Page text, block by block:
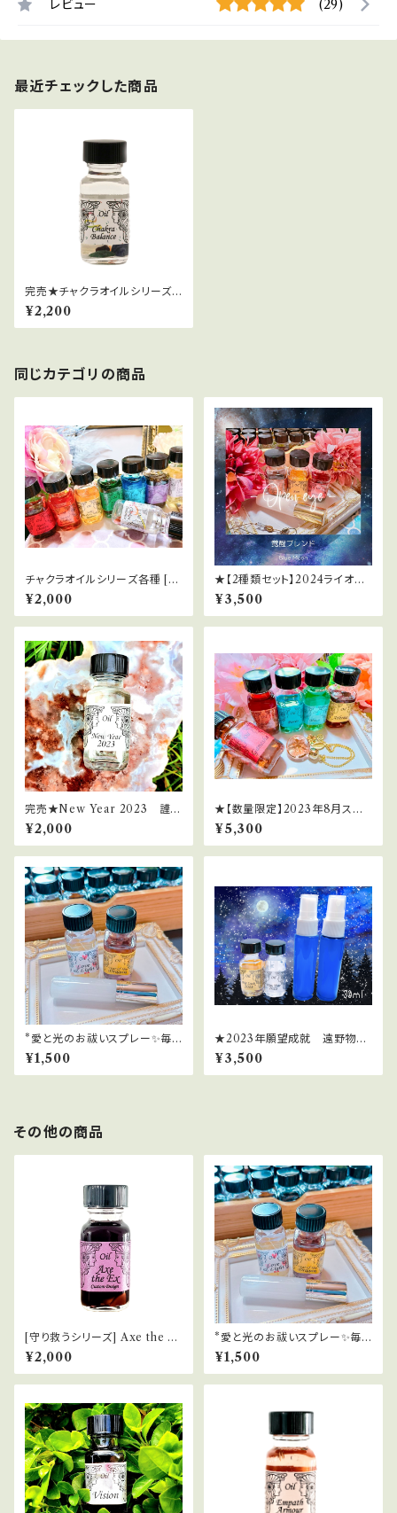
レビュー (29)
最近チェックした商品
完売★チャクラオイルシリーズ
[チャクラバランス]
¥2,200
同じカテゴリの商品
チャクラオイルシリーズ各種 [第
1～第7チャクラ]
¥2,000
★【2種類セット】2024ライオン
ズゲートサポートスプレー
¥3,500
完売★New Year 2023 謹賀
新年2023（2023年新春限定オ
イル）
¥2,000
★【数量限定】2023年8月スー
パームーン＆ブルームーンのミ
ラクル引き寄せセット
¥5,300
*愛と光のお祓いスプレー✨毎
日を光の波動にチューニング
¥1,500
★2023年願望成就 遠野物語
＆愛子物語エネルギースプレー
[30ml]
¥3,500
その他の商品
[守り救うシリーズ] Axe the Ex
元ダン元カノの縁切り
¥2,000
*愛と光のお祓いスプレー✨毎
日を光の波動にチューニング
¥1,500